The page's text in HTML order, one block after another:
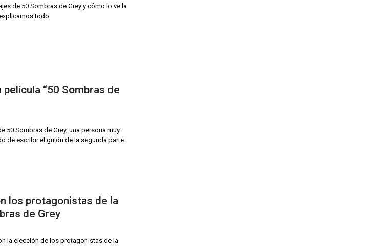
de 50 Sombras de Grey y cómo lo ve la
todo
“50 Sombras de
50 Sombras de Grey, una persona muy
de escribir el guión de la segunda parte.
los protagonistas de la
de Grey
la elección de los protagonistas de la